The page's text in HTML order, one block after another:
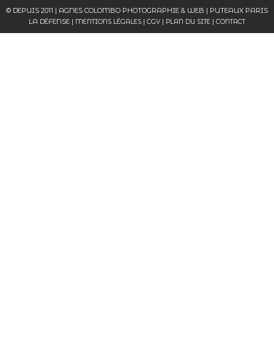
Merci Agnès d’être si VRAIE et si
passionnée. Répondre
© DEPUIS 2011 | AGNES COLOMBO PHOTOGRAPHIE & WEB | PUTEAUX PARIS
LA DÉFENSE | MENTIONS LÉGALES | CGV | PLAN DU SITE | CONTACT